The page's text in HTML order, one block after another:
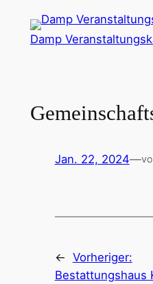
Inhalt
Damp
Jan. 22, 2024—
← Vorheriger:
Bestattungshaus